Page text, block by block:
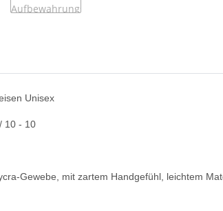
Unisex
10 - 10
Gewebe, mit zartem Handgefühl, leichtem